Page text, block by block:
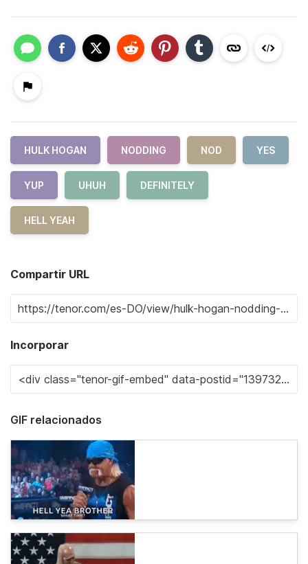
HULK HOGAN NODDING NOD YES
YUP UHUH DEFINITELY
HELL YEAH
Compartir URL
Incorporar
GIF relacionados